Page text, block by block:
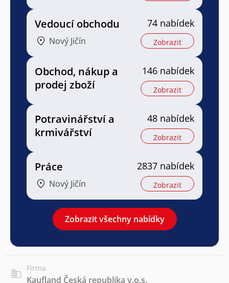
Vedoucí obchodu
Nový Jičín
74 nabídek
Zobrazit
Obchod, nákup a
prodej zboží
146 nabídek
Zobrazit
Potravinářství a
krmivářství
48 nabídek
Zobrazit
Práce
Nový Jičín
2837 nabídek
Zobrazit
Zobrazit všechny nabídky
Firma
Kaufland Česká republika v.o.s.